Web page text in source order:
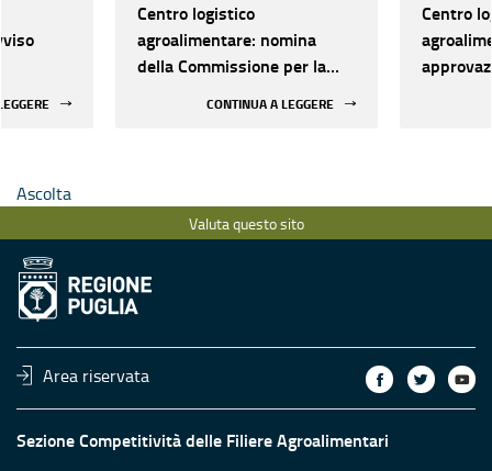
Centro logistico
agroalimentare: nomina
della Commissione per la
CONTINUA A LEGGERE
Centro
Ascolta
Valuta questo sito
Area riservata
Sezione Competitività delle Filiere Agroalimentari